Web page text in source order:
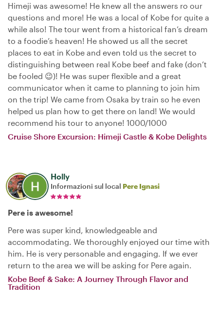
Himeji was awesome! He knew all the answers ro our
questions and more! He was a local of Kobe for quite a
while also! The tour went from a historical fan’s dream
to a foodie’s heaven! He showed us all the secret
places to eat in Kobe and even told us the secret to
distinguishing between real Kobe beef and fake (don’t
be fooled 😉)! He was super flexible and a great
communicator when it came to planning to join him
on the trip! We came from Osaka by train so he even
helped us plan how to get there on land! We would
recommend his tour to anyone! 1000/1000
Cruise Shore Excursion: Himeji Castle & Kobe Delights
Holly
Informazioni sul local Pere Ignasi
Pere is awesome!
Pere was super kind, knowledgeable and
accommodating. We thoroughly enjoyed our time with
him. He is very personable and engaging. If we ever
return to the area we will be asking for Pere again.
Kobe Beef & Sake: A Journey Through Flavor and
Tradition